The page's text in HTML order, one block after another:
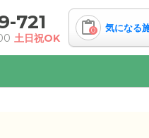
721
土日祝OK
0 気になる